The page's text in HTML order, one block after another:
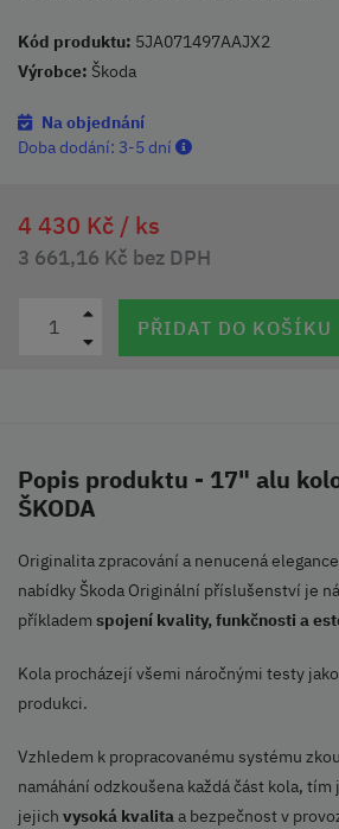
Kód produktu: 5JA071497AAJX2
Výrobce: Škoda
Na objednání
Doba dodání: 3-5 dní
4 430 Kč / ks
3 661,16 Kč bez DPH
PŘIDAT DO KOŠÍKU
Popis produktu - 17" alu
ŠKODA
Originalita zpracování a nenucená
nabídky Škoda Originální příslušenství je
příkladem spojení kvality, funkčnosti a
Kola procházejí všemi náročnými testy
produkci.
Vzhledem k propracovanému systému
namáhání odzkoušena každá část kola,
jejich vysoká kvalitaa bezpečnost v